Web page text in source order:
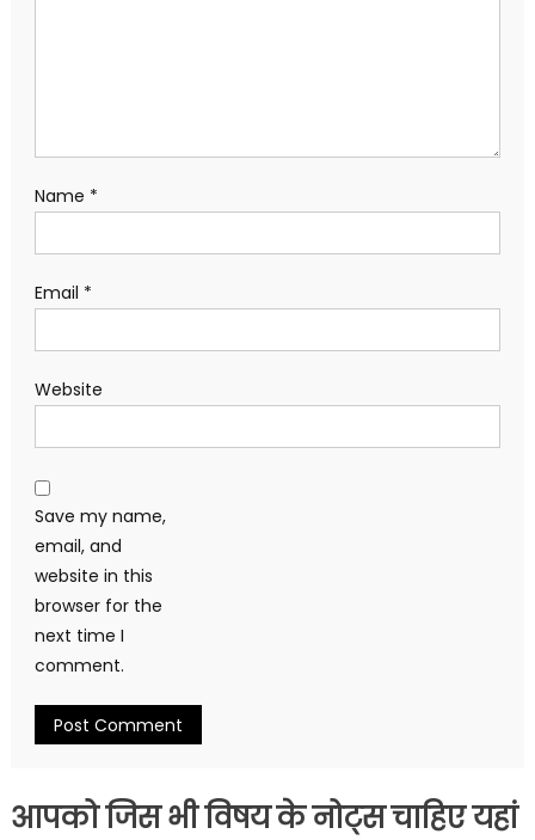
Name *
Email *
Website
Save my name,
email, and
website in this
browser for the
next time I
comment.
आपको जिस भी विषय के नोट्स चाहिए यहां